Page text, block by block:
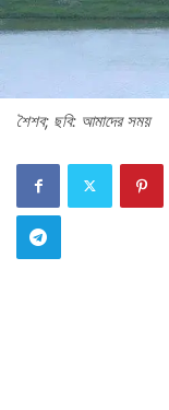
শৈশব; ছবি: আমাদের সময়